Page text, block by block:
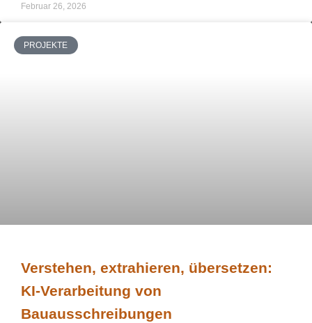
Februar 26, 2026
PROJEKTE
Verstehen, extrahieren, übersetzen:
KI-Verarbeitung von
Bauausschreibungen